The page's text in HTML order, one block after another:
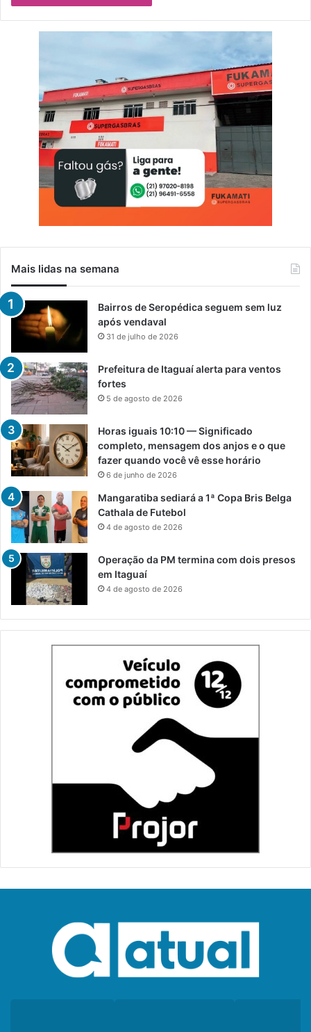
Mais lidas na semana
Bairros de Seropédica seguem sem luz
após vendaval
31 de julho de 2026
Prefeitura de Itaguaí alerta para ventos
fortes
5 de agosto de 2026
Horas iguais 10:10 — Significado
completo, mensagem dos anjos e o que
fazer quando você vê esse horário
6 de junho de 2026
Mangaratiba sediará a 1ª Copa Bris Belga
Cathala de Futebol
4 de agosto de 2026
Operação da PM termina com dois presos
em Itaguaí
4 de agosto de 2026